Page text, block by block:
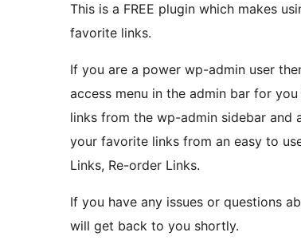
This is a FREE plugin which makes
favorite links.
If you are a power wp-admin user
access menu in the admin bar for
links from the wp-admin sidebar and
your favorite links from an easy to
Links, Re-order Links.
If you have any issues or questions
will get back to you shortly.